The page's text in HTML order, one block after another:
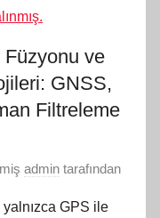
ve
GNSS,
Filtreleme
admin tarafından
GPS ile